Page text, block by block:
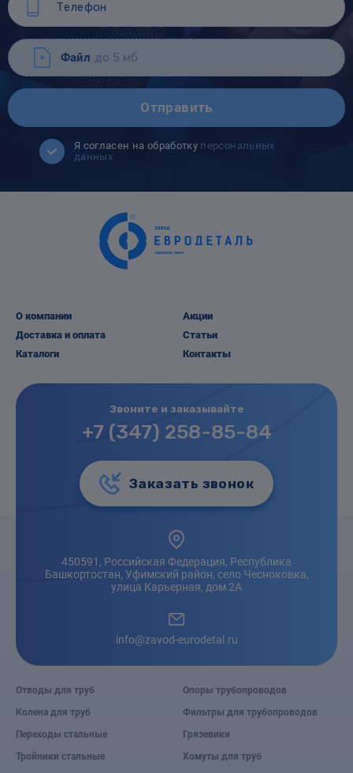
Файл до 5 мб
Отправить
Я согласен на обработку персональных
данных
О компании
Доставка и оплата
Каталоги
Акции
Статьи
Контакты
Звоните и заказывайте
+7 (347) 258-85-84
Заказать звонок
450591, Российская Федерация, Республика
Башкортостан, Уфимский район, село Чесноковка,
улица Карьерная, дом 2А
info@zavod-eurodetal.ru
Отводы для труб
Колена для труб
Переходы стальные
Тройники стальные
Опоры трубопроводов
Фильтры для трубопроводов
Грязевики
Хомуты для труб